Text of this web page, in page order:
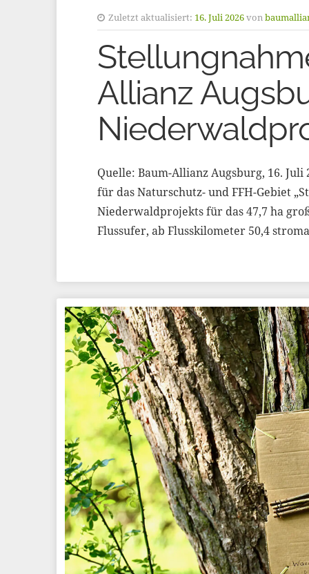
Zuletzt aktualisiert: 16. Juli 2026von
Allianz
Quelle: Baum-Allianz Augsburg, 16.
für das Naturschutz- und FFH-Gebiet
Niederwaldprojekts für das 47,7 ha
Flussufer, ab Flusskilometer 50,4